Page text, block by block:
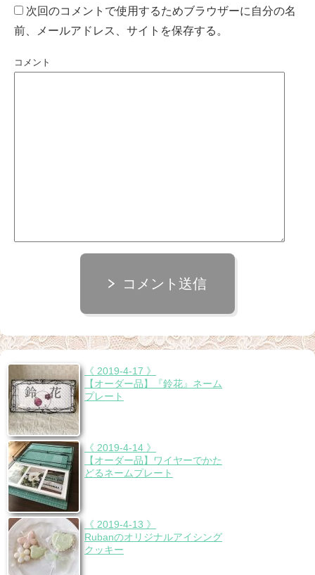
次回のコメントで使用するためブラウザーに自分の名
前、メールアドレス、サイトを保存する。
コメント
コメント送信
《 2019-4-17 》
【オーダー品】『鈴花』ネーム
プレート
《 2019-4-14 》
【オーダー品】ワイヤーでかた
どるネームプレート
《 2019-4-13 》
Rubanのオリジナルアイシング
クッキー